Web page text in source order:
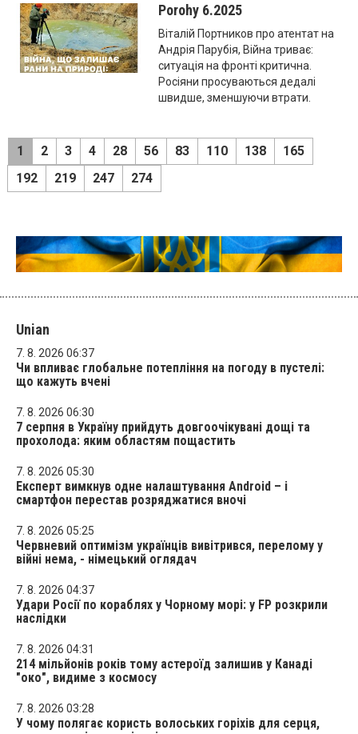
Porohy 6.2025
Віталій Портников про атентат на
Андрія Парубія, Війна триває:
ситуація на фронті критична.
Росіяни просуваються дедалі
швидше, зменшуючи втрати.
1 2 3 4 28 56 83 110 138
165
192
219 247 274
Unian
7. 8. 2026 06:37
Чи впливає глобальне потепління на погоду в пустелі:
що кажуть вчені
7. 8. 2026 06:30
7 серпня в Україну прийдуть довгоочікувані дощі та
прохолода: яким областям пощастить
7. 8. 2026 05:30
Експерт вимкнув одне налаштування Android – і
смартфон перестав розряджатися вночі
7. 8. 2026 05:25
Червневий оптимізм українців вивітрився, перелому у
війні нема, - німецький оглядач
7. 8. 2026 04:37
Удари Росії по кораблях у Чорному морі: у FP розкрили
наслідки
7. 8. 2026 04:31
214 мільйонів років тому астероїд залишив у Канаді
"око", видиме з космосу
7. 8. 2026 03:28
У чому полягає користь волоських горіхів для серця,